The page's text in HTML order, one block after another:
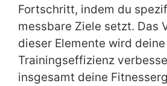
Fortschritt, indem du
messbare Ziele setzt. Das
dieser Elemente wird deine
Trainingseffizienz
insgesamt deine